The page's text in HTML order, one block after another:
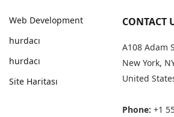
Web Development
hurdacı
hurdacı
Site Haritası
CONTACT
A108 Adam
New York,
United
Phone: +1